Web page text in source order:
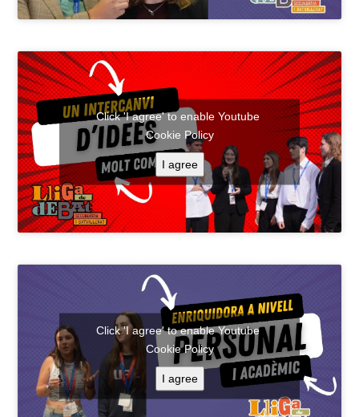
Click 'I agree' to enable Youtube
Cookie Policy
I agree
Click 'I agree' to enable Youtube
Cookie Policy
I agree